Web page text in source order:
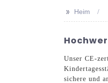
>> Heim
Unser CE-
sichere und